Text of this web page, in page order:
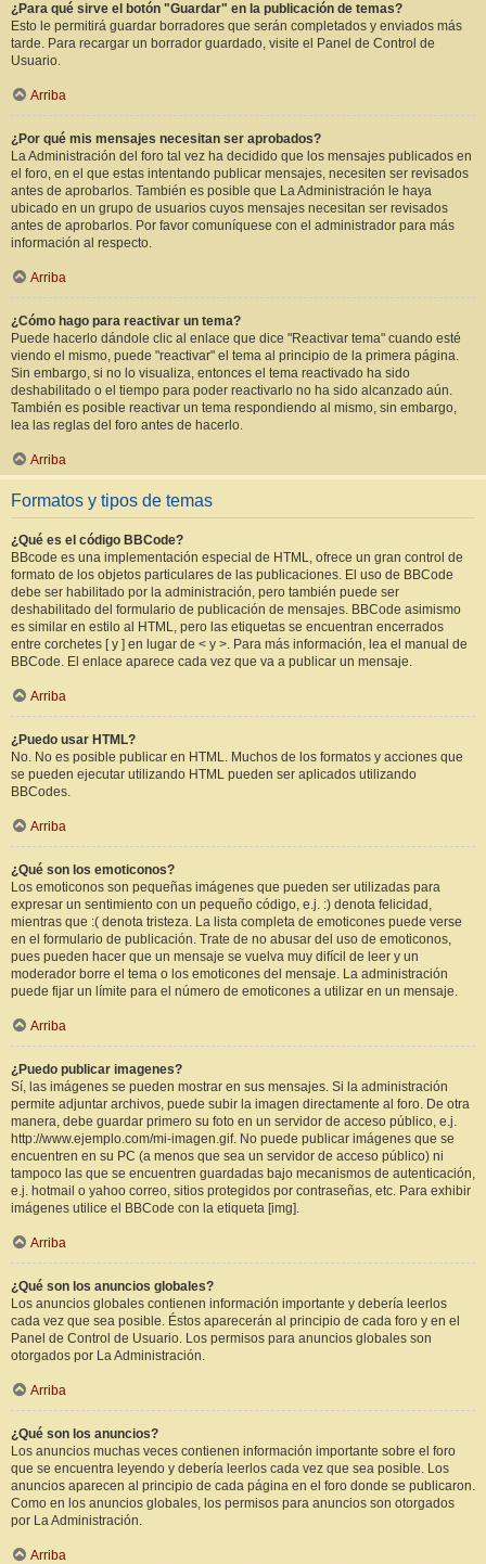
¿Para qué sirve el botón "Guardar" en la publicación de temas?
Esto le permitirá guardar borradores que serán completados y enviados más
tarde. Para recargar un borrador guardado, visite el Panel de Control de
Usuario.
Arriba
¿Por qué mis mensajes necesitan ser aprobados?
La Administración del foro tal vez ha decidido que los mensajes publicados en
el foro, en el que estas intentando publicar mensajes, necesiten ser revisados
antes de aprobarlos. También es posible que La Administración le haya
ubicado en un grupo de usuarios cuyos mensajes necesitan ser revisados
antes de aprobarlos. Por favor comuníquese con el administrador para más
información al respecto.
Arriba
¿Cómo hago para reactivar un tema?
Puede hacerlo dándole clic al enlace que dice "Reactivar tema" cuando esté
viendo el mismo, puede "reactivar" el tema al principio de la primera página.
Sin embargo, si no lo visualiza, entonces el tema reactivado ha sido
deshabilitado o el tiempo para poder reactivarlo no ha sido alcanzado aún.
También es posible reactivar un tema respondiendo al mismo, sin embargo,
lea las reglas del foro antes de hacerlo.
Arriba
Formatos y tipos de temas
¿Qué es el código BBCode?
BBcode es una implementación especial de HTML, ofrece un gran control de
formato de los objetos particulares de las publicaciones. El uso de BBCode
debe ser habilitado por la administración, pero también puede ser
deshabilitado del formulario de publicación de mensajes. BBCode asimismo
es similar en estilo al HTML, pero las etiquetas se encuentran encerrados
entre corchetes [ y ] en lugar de < y >. Para más información, lea el manual de
BBCode. El enlace aparece cada vez que va a publicar un mensaje.
Arriba
¿Puedo usar HTML?
No. No es posible publicar en HTML. Muchos de los formatos y acciones que
se pueden ejecutar utilizando HTML pueden ser aplicados utilizando
BBCodes.
Arriba
¿Qué son los emoticonos?
Los emoticonos son pequeñas imágenes que pueden ser utilizadas para
expresar un sentimiento con un pequeño código, e.j. :) denota felicidad,
mientras que :( denota tristeza. La lista completa de emoticones puede verse
en el formulario de publicación. Trate de no abusar del uso de emoticonos,
pues pueden hacer que un mensaje se vuelva muy difícil de leer y un
moderador borre el tema o los emoticones del mensaje. La administración
puede fijar un límite para el número de emoticones a utilizar en un mensaje.
Arriba
¿Puedo publicar imagenes?
Sí, las imágenes se pueden mostrar en sus mensajes. Si la administración
permite adjuntar archivos, puede subir la imagen directamente al foro. De otra
manera, debe guardar primero su foto en un servidor de acceso público, e.j.
http://www.ejemplo.com/mi-imagen.gif. No puede publicar imágenes que se
encuentren en su PC (a menos que sea un servidor de acceso público) ni
tampoco las que se encuentren guardadas bajo mecanismos de autenticación,
e.j. hotmail o yahoo correo, sitios protegidos por contraseñas, etc. Para exhibir
imágenes utilice el BBCode con la etiqueta [img].
Arriba
¿Qué son los anuncios globales?
Los anuncios globales contienen información importante y debería leerlos
cada vez que sea posible. Éstos aparecerán al principio de cada foro y en el
Panel de Control de Usuario. Los permisos para anuncios globales son
otorgados por La Administración.
Arriba
¿Qué son los anuncios?
Los anuncios muchas veces contienen información importante sobre el foro
que se encuentra leyendo y debería leerlos cada vez que sea posible. Los
anuncios aparecen al principio de cada página en el foro donde se publicaron.
Como en los anuncios globales, los permisos para anuncios son otorgados
por La Administración.
Arriba